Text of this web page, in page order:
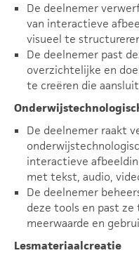
De deelnemer
van interactieve
visueel te
De deelnemer past
overzichtelijke en
te creëren die
De deelnemer raakt
interactieve
met tekst, audio,
De deelnemer
deze tools en past
meerwaarde en
Lesmateriaalcreatie